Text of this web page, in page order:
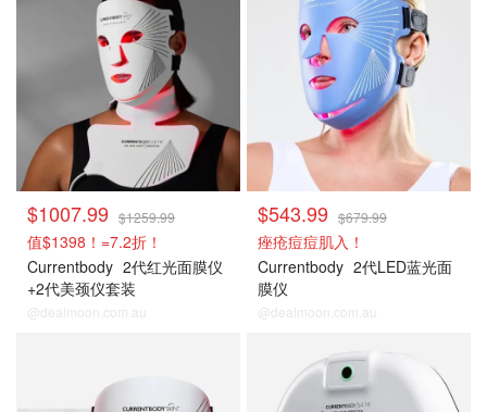
$1007.99 $1259.99
值$1398！=7.2折！
Currentbody 2代红光面膜仪
+2代美颈仪套装
@dealmoon.com.au
$543.99 $679.99
痤疮痘痘肌入！
Currentbody 2代LED蓝光面
膜仪
@dealmoon.com.au